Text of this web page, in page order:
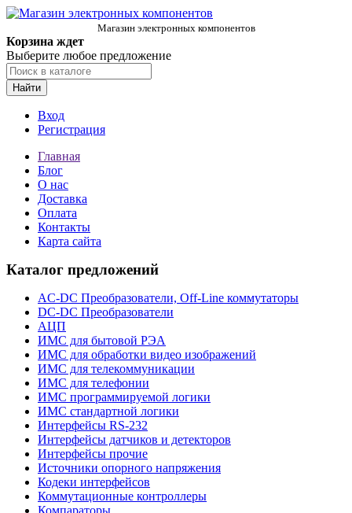
Магазин электронных компонентов
Корзина ждет
Выберите любое предложение
Найти
Вход
Регистрация
Главная
Блог
О нас
Доставка
Оплата
Контакты
Карта сайта
Каталог предложений
AC-DC Преобразователи, Off-Line коммутаторы
DC-DC Преобразователи
АЦП
ИМС для бытовой РЭА
ИМС для обработки видео изображений
ИМС для телекоммуникации
ИМС для телефонии
ИМС программируемой логики
ИМС стандартной логики
Интерфейсы RS-232
Интерфейсы датчиков и детекторов
Интерфейсы прочие
Источники опорного напряжения
Кодеки интерфейсов
Коммутационные контроллеры
Компараторы